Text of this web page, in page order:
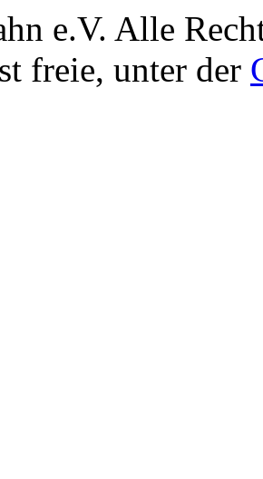
e.V. Alle
freie, unter der